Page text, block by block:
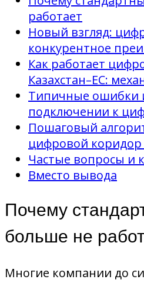
работает
Новый взгляд:
конкурентное
Как работает
Казахстан–ЕС:
Типичные ошибки
подключении к
Пошаговый
цифровой коридор
Частые вопросы и
Вместо вывода
Почему
больше не
Многие компании до